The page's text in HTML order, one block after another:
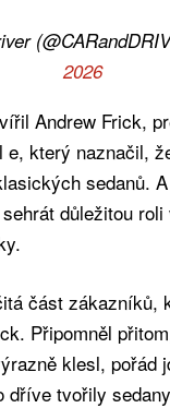
2026
Andrew Frick,
e, který naznačil,
sedanů.
důležitou
část zákazníků,
Připomněl
klesl, pořád
dříve tvořily